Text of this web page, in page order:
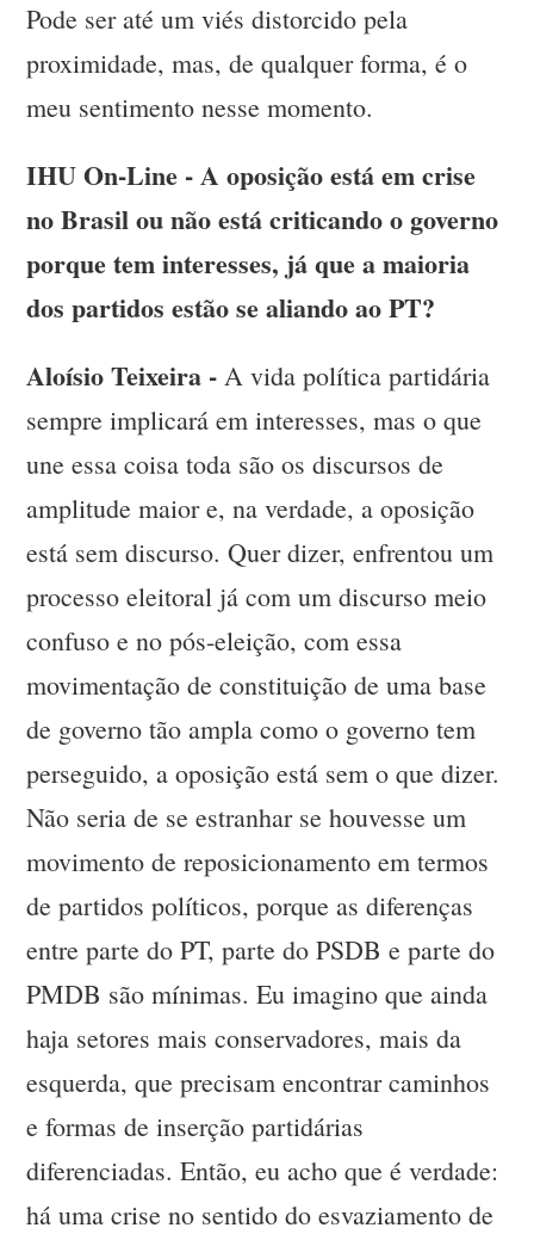
Pode ser até um viés distorcido pela
proximidade, mas, de qualquer forma, é o
meu sentimento nesse momento.
IHU On-Line - A oposição está em crise
no Brasil ou não está criticando o governo
porque tem interesses, já que a maioria
dos partidos estão se aliando ao PT?
Aloísio Teixeira - A vida política partidária
sempre implicará em interesses, mas o que
une essa coisa toda são os discursos de
amplitude maior e, na verdade, a oposição
está sem discurso. Quer dizer, enfrentou um
processo eleitoral já com um discurso meio
confuso e no pós-eleição, com essa
movimentação de constituição de uma base
de governo tão ampla como o governo tem
perseguido, a oposição está sem o que dizer.
Não seria de se estranhar se houvesse um
movimento de reposicionamento em termos
de partidos políticos, porque as diferenças
entre parte do PT, parte do PSDB e parte do
PMDB são mínimas. Eu imagino que ainda
haja setores mais conservadores, mais da
esquerda, que precisam encontrar caminhos
e formas de inserção partidárias
diferenciadas. Então, eu acho que é verdade:
há uma crise no sentido do esvaziamento de